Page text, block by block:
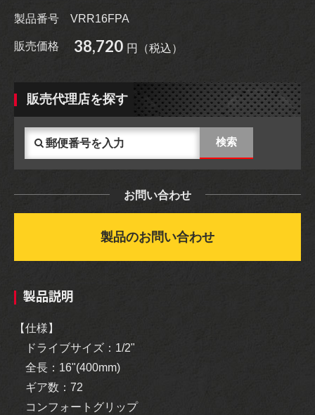
製品番号 VRR16FPA
販売価格 38,720 円（税込）
販売代理店を探す
お問い合わせ
製品のお問い合わせ
製品説明
【仕様】
ドライブサイズ：1/2"
全長：16"(400mm)
ギア数：72
コンフォートグリップ